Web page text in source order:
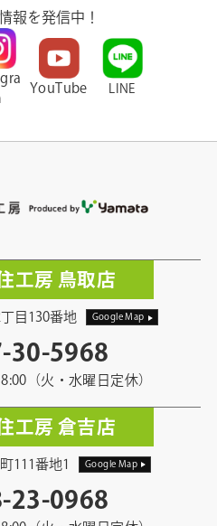
報を発信中！
YouTube LINE
工房 鳥取店
目130番地 Google Map
30-5968
（火・水曜日定休）
工房 倉吉店
111番地1 Google Map
23-0968